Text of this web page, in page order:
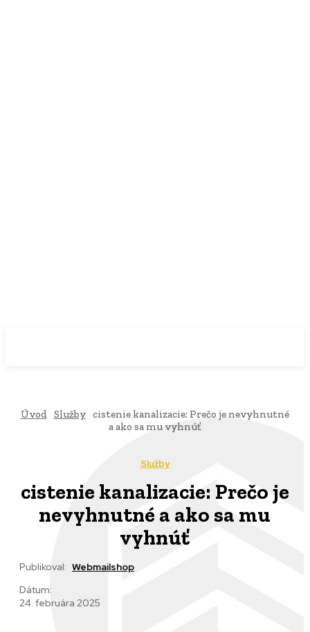
Úvod Služby cistenie kanalizacie: Prečo je nevyhnutné
a ako sa mu vyhnúť
Služby
cistenie kanalizacie: Prečo je
nevyhnutné a ako sa mu
vyhnúť
Publikoval: Webmailshop
Dátum:
24. februára 2025